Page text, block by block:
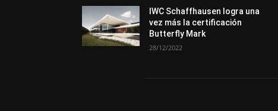
IWC Schaffhausen logra una
vez más la certificación
Butterfly Mark
28/12/2022